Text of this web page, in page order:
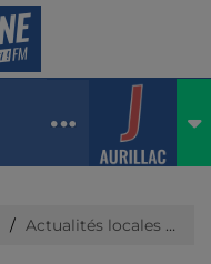
Actualités locales